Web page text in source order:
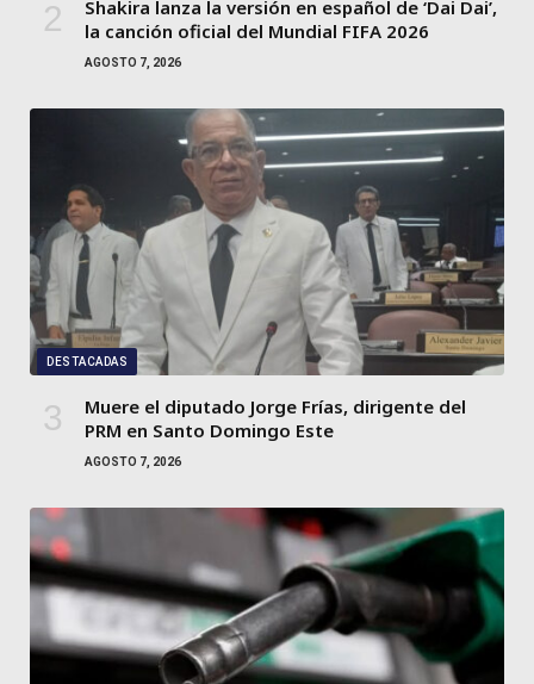
Shakira lanza la versión en español de ‘Dai Dai’,
la canción oficial del Mundial FIFA 2026
AGOSTO 7, 2026
DESTACADAS
Muere el diputado Jorge Frías, dirigente del
PRM en Santo Domingo Este
AGOSTO 7, 2026